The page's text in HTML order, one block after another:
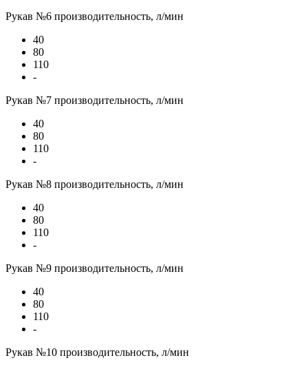
Рукав №6 производительность, л/мин
40
80
110
-
Рукав №7 производительность, л/мин
40
80
110
-
Рукав №8 производительность, л/мин
40
80
110
-
Рукав №9 производительность, л/мин
40
80
110
-
Рукав №10 производительность, л/мин